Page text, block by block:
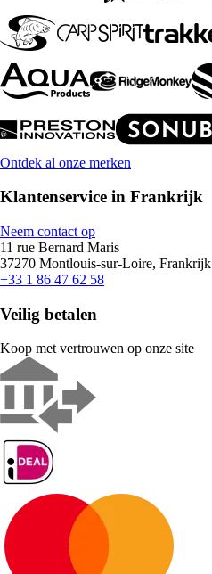
Ontdek al onze merken
Klantenservice in Frankrijk
Neem contact op
11 rue Bernard Maris
37270 Montlouis-sur-Loire, Frankrijk
+33 1 86 47 62 58
Veilig betalen
Koop met vertrouwen op onze site